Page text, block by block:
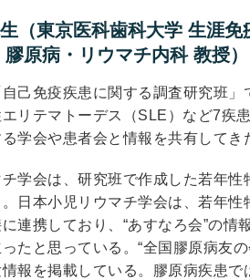
（東京医科歯科大学 生涯
原病・リウマチ内科 教授）
己免疫疾患に関する調査研究班
リテマトーデス（SLE）など7疾
学会や患者会と情報を共有してき
チ学会は、研究班で作成した若年
日本小児リウマチ学会は、若年性
連携しており、“あすなろ会”の情
たと思っている。“全国膠原病友
報を掲載している。膠原病疾患